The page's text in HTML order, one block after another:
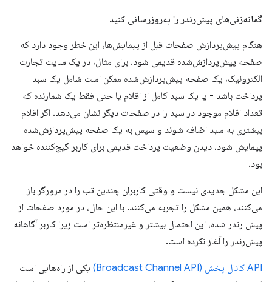
گمانه‌زنی‌های پیش‌رندر را به‌روزرسانی کنید
هنگام پیش‌پردازش صفحات قبل از پیمایش‌ها، این خطر وجود دارد که
صفحه پیش‌پردازش‌شده قدیمی شود. برای مثال، در یک سایت تجارت
الکترونیک، یک صفحه پیش‌پردازش‌شده ممکن است شامل یک سبد
پرداخت باشد - یا یک سبد کامل از اقلام یا حتی فقط یک شمارنده که
تعداد اقلام موجود در سبد را در صفحات دیگر نشان می‌دهد. اگر اقلام
بیشتری به سبد اضافه شوند و سپس به یک صفحه پیش‌پردازش‌شده
پیمایش شود، دیدن وضعیت پرداخت قدیمی برای کاربر گیج‌کننده خواهد
بود.
این مشکل جدیدی نیست و وقتی کاربران چندین تب را در مرورگر باز
می‌کنند، همین مشکل را تجربه می‌کنند. با این حال، در مورد صفحات از
پیش رندر شده، این احتمال بیشتر و غیرمنتظره‌تر است زیرا کاربر آگاهانه
پیش‌رندر را آغاز نکرده است.
API کانال پخش (Broadcast Channel API)
یکی از راه‌هایی است